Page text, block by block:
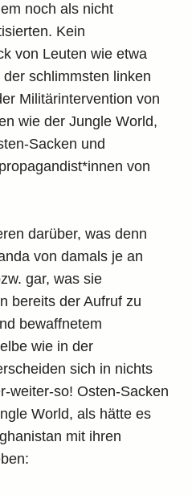
noch als nicht
Kein
von Leuten wie etwa
schlimmsten linken
Militärintervention von
wie der Jungle World,
Sacken und
von
darüber, was denn
von damals je an
gar, was sie
bereits der Aufruf zu
bewaffnetem
wie in der
sich in nichts
weiter-so! Osten-Sacken
World, als hätte es
mit ihren